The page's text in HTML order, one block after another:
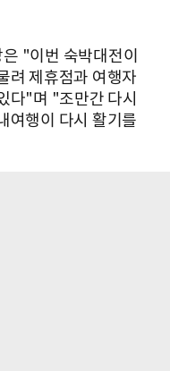
"이번 숙박대전이
려 제휴점과 여행자
다"며 "조만간 다시
여행이 다시 활기를